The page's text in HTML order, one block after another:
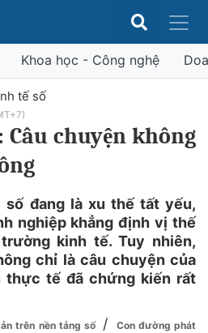
Khoa học - Công nghệ
tế số
Câu chuyện không
số đang là xu thế tất yếu,
nghiệp khẳng định vị thế
kinh tế. Tuy nhiên,
chỉ là câu chuyện của
thực tế đã chứng kiến rất
trên nền tảng số /
Con đường phát